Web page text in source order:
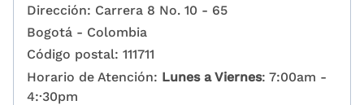
Dirección: Carrera 8 No. 10 - 65
Bogotá - Colombia
Código postal: 111711
Horario de Atención: Lunes a Viernes: 7:00am -
4:·30pm